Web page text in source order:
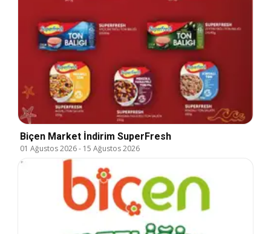
Biçen Market İndirim SuperFresh
01 Ağustos 2026- 15 Ağustos 2026